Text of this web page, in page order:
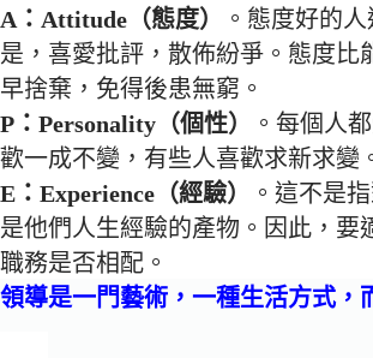
A：Attitude（態度）
。態度好的
是，喜愛批評，散佈紛爭。態度
早捨棄，免得後患無窮。
P：Personality（個性）
。每個人
歡一成不變，有些人喜歡求新求變
E：Experience（經驗）
。這不是
是他們人生經驗的產物。因此，
職務是否相配。
領導是一門藝術，一種生活方式，